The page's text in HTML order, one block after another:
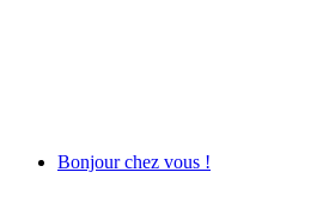
Bonjour chez vous !